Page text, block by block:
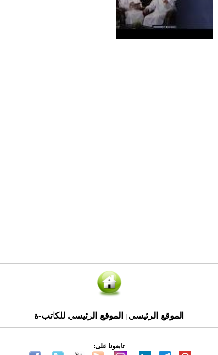
الموقع الرئيسي الموقع الرئيسي للكاتب-ة
تابعونا على: